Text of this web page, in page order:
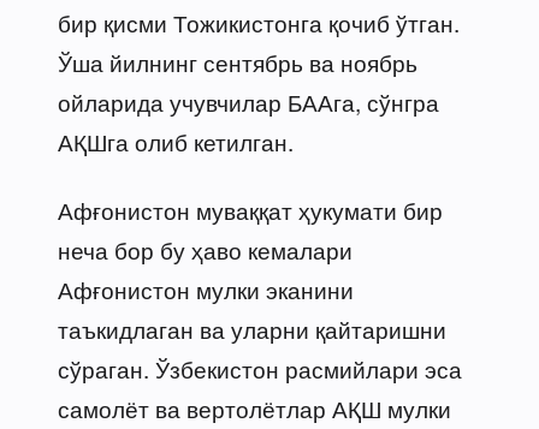
бир қисми Тожикистонга қочиб ўтган.
Ўша йилнинг сентябрь ва ноябрь
ойларида учувчилар БААга, сўнгра
АҚШга олиб кетилган.
Афғонистон муваққат ҳукумати бир
неча бор бу ҳаво кемалари
Афғонистон мулки эканини
таъкидлаган ва уларни қайтаришни
сўраган. Ўзбекистон расмийлари эса
самолёт ва вертолётлар АҚШ мулки